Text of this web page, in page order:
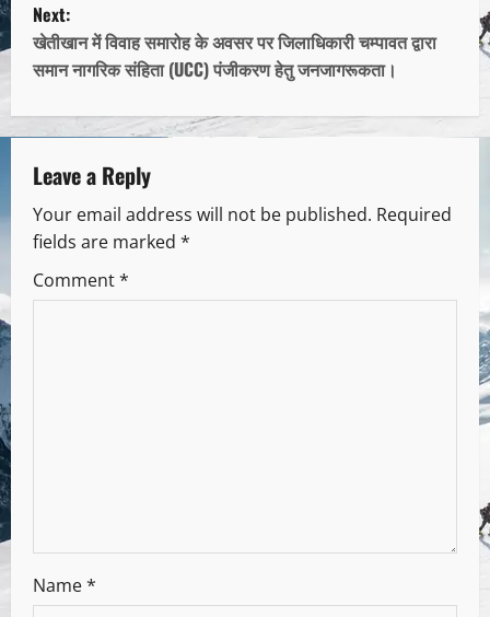
Next:
खेतीखान में विवाह समारोह के अवसर पर जिलाधिकारी चम्पावत द्वारा
समान नागरिक संहिता (UCC) पंजीकरण हेतु जनजागरूकता।
Leave a Reply
Your email address will not be published. Required
fields are marked *
Comment*
Name*